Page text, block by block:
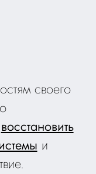
своего
восстановить
и